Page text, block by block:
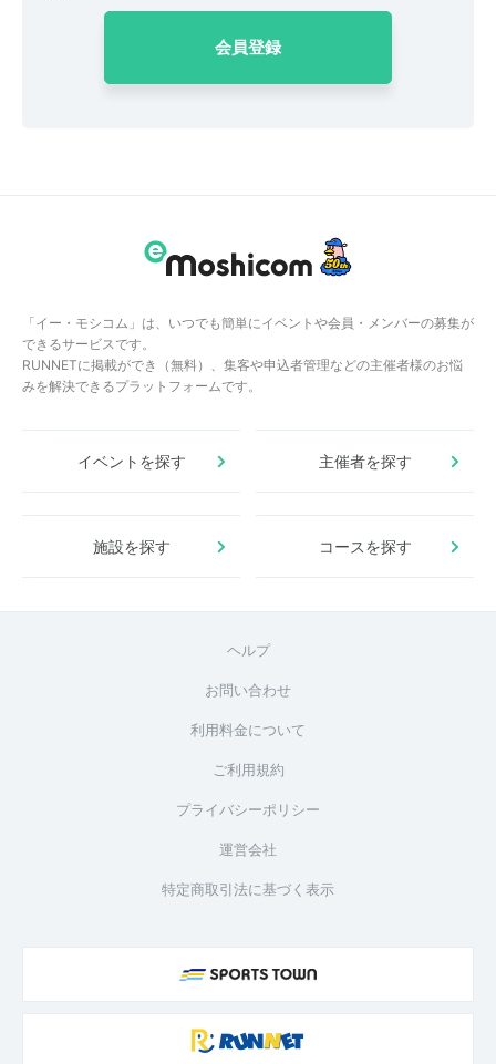
会員登録
「イー・モシコム」は、いつでも簡単にイベントや会員・メンバーの募集が
できるサービスです。
RUNNETに掲載ができ（無料）、集客や申込者管理などの主催者様のお悩
みを解決できるプラットフォームです。
イベントを探す 主催者を探す
施設を探す コースを探す
ヘルプ
お問い合わせ
利用料金について
ご利用規約
プライバシーポリシー
運営会社
特定商取引法に基づく表示